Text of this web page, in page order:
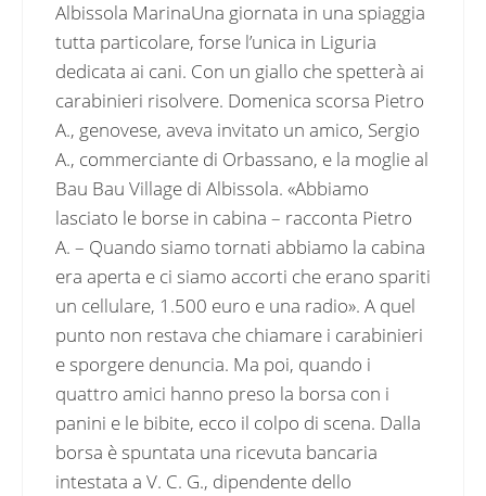
Albissola MarinaUna giornata in una spiaggia
tutta particolare, forse l’unica in Liguria
dedicata ai cani. Con un giallo che spetterà ai
carabinieri risolvere. Domenica scorsa Pietro
A., genovese, aveva invitato un amico, Sergio
A., commerciante di Orbassano, e la moglie al
Bau Bau Village di Albissola. «Abbiamo
lasciato le borse in cabina – racconta Pietro
A. – Quando siamo tornati abbiamo la cabina
era aperta e ci siamo accorti che erano spariti
un cellulare, 1.500 euro e una radio». A quel
punto non restava che chiamare i carabinieri
e sporgere denuncia. Ma poi, quando i
quattro amici hanno preso la borsa con i
panini e le bibite, ecco il colpo di scena. Dalla
borsa è spuntata una ricevuta bancaria
intestata a V. C. G., dipendente dello